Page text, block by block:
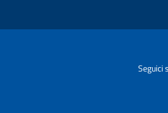
Seguici